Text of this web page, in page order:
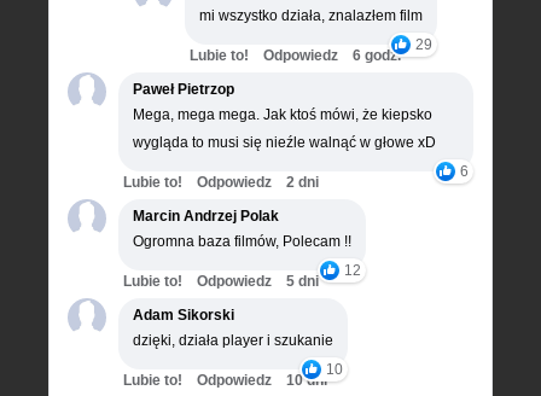
mi wszystko działa, znalazłem film
29
Lubie to! Odpowiedz
6 godz.
Paweł Pietrzop
Mega, mega mega. Jak ktoś mówi, że kiepsko
wygląda to musi się nieźle walnąć w głowe xD
6
Lubie to! Odpowiedz
2 dni
Marcin Andrzej Polak
Ogromna baza filmów, Polecam !!
12
Lubie to! Odpowiedz
5 dni
Adam Sikorski
dzięki, działa player i szukanie
10
Lubie to! Odpowiedz 10 dni